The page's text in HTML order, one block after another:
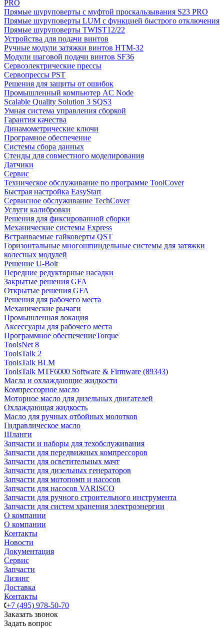
PRO
Прямые шуруповерты с муфтой проскальзывания S23 PRO
Прямые шуруповерты LUM с функцией быстрого отключения
Прямые шуруповерты TWIST12/22
Устройства для подачи винтов
Ручные модули затяжки винтов HTM-32
Модули шаговой подачи винтов SF36
Сервоэлектрические прессы
Сервопрессы PST
Решения для защиты от ошибок
Промышленный компьютер AC Node
Scalable Quality Solution 3 SQS3
Умная система управления сборкой
Гарантия качества
Динамометрические ключи
Програмное обеспечение
Системы сбора данных
Стенды для совместного моделирования
Датчики
Сервис
Техническое обслуживание по программе ToolCover
Быстрая настройка EasyStart
Cервисное обслуживание TechCover
Услуги калибровки
Решения для фиксированной сборки
Механические системы Express
Встраиваемые гайковерты QST
Горизонтальные многошпиндельные системы для затяжки
колесных модулей
Решение U-Bolt
Передние редукторные насадки
Закрытые решения GFA
Открытые решения GFA
Решения для рабочего места
Механические рычаги
Промышленная локация
Аксессуары для рабочего места
Программное обеспечениеTorque
ToolsNet 8
ToolsTalk 2
ToolsTalk BLM
ToolsTalk MTF6000 Software & Firmware (89343)
Масла и охлаждающие жидкости
Компрессорное масло
Моторное масло для дизельных двигателей
Охлаждающая жидкость
Масло для ручных отбойных молотков
Гидравлическое масло
Шланги
Запчасти и наборы для техобслуживания
Запчасти для передвижных компрессоров
Запчасти для осветительных мачт
Запчасти для дизельных генераторов
Запчасти для мотопомп и насосов
Запчасти для насосов VARISCO
Запчасти для ручного строительного инструмента
Запчасти для систем хранения электроэнергии
О компании
О компании
Контакты
Новости
Документация
Сервис
Запчасти
Лизинг
Доставка
Контакты
+7 (495) 978-50-70
Заказать звонок
Задать вопрос